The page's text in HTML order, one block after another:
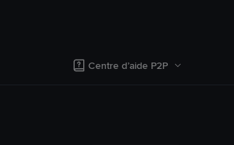
Centre d’aide P2P